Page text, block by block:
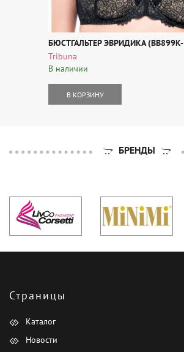
БЮСТГАЛЬТЕР ЭВРИДИКА
Tribuna
В наличии
В КОРЗИНУ
БРЕНДЫ
Страницы
Каталог
Новости